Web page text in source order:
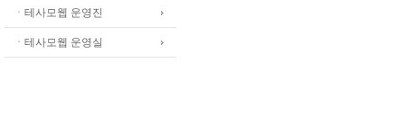
ㆍ테사모웹 운영진
ㆍ테사모웹 운영실